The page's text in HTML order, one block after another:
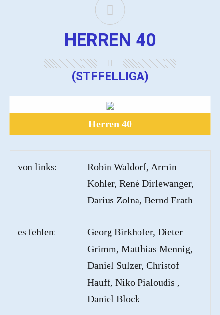
HERREN 40
(STFFELLIGA)
Herren 40
von links:
Robin Waldorf, Armin
Kohler, René Dirlewanger,
Darius Zolna, Bernd Erath
es fehlen:
Georg Birkhofer, Dieter
Grimm, Matthias Mennig,
Daniel Sulzer, Christof
Hauff, Niko Pialoudis ,
Daniel Block